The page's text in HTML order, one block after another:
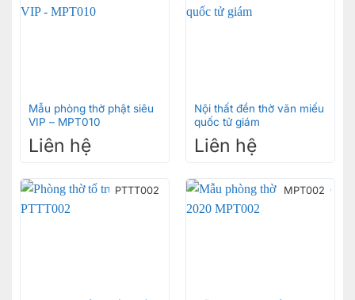
Mẫu phòng thờ phật siêu
VIP – MPT010
Liên hệ
Nội thất đền thờ văn miếu
quốc tử giám
Liên hệ
PTTT002 MPT002